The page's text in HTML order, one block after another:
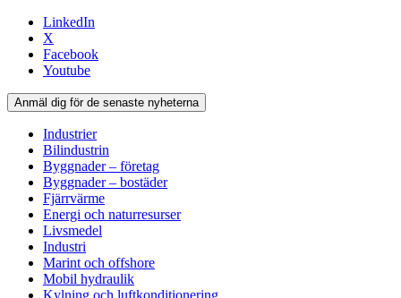
LinkedIn
X
Facebook
Youtube
Anmäl dig för de senaste nyheterna
Industrier
Bilindustrin
Byggnader – företag
Byggnader – bostäder
Fjärrvärme
Energi och naturresurser
Livsmedel
Industri
Marint och offshore
Mobil hydraulik
Kylning och luftkonditionering